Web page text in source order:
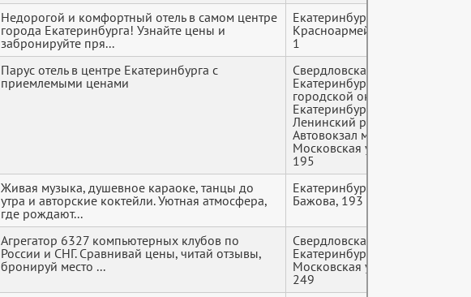
Недорогой и комфортный отель в самом центре
города Екатеринбурга! Узнайте цены и
забронируйте пря...
Екатеринбург,
Красноармейская ул.,
1
Парус отель в центре Екатеринбурга с
приемлемыми ценами
Свердловская область,
Екатеринбург
городской округ,
Екатеринбург,
Ленинский район,
Автовокзал м-н,
Московская улица,
195
Живая музыка, душевное караоке, танцы до
утра и авторские коктейли. Уютная атмосфера,
где рождают...
Екатеринбург, ул.
Бажова, 193
Агрегатор 6327 компьютерных клубов по
России и СНГ. Сравнивай цены, читай отзывы,
бронируй место ...
Свердловская область,
Екатеринбург,
Московская улица,
249